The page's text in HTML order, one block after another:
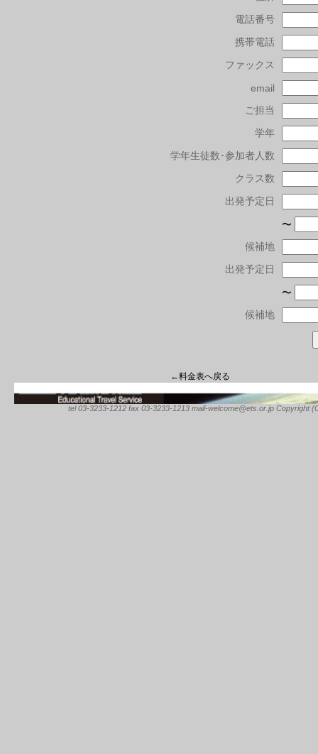
電話番号
携帯電話
ファックス
email
ご担当
学年
学年生徒数･参加者人数
クラス数
出発予定日
〜
候補地
出発予定日
〜
候補地
←料金表へ戻る
tel 03-3233-1212 fax 03-3233-1213 mail-welcome@ets.or.jp Copyright